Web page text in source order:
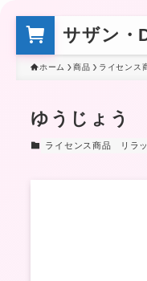
サザン・
ホーム 商品 ライセンス
ゆうじょう
ライセンス商品 リラ